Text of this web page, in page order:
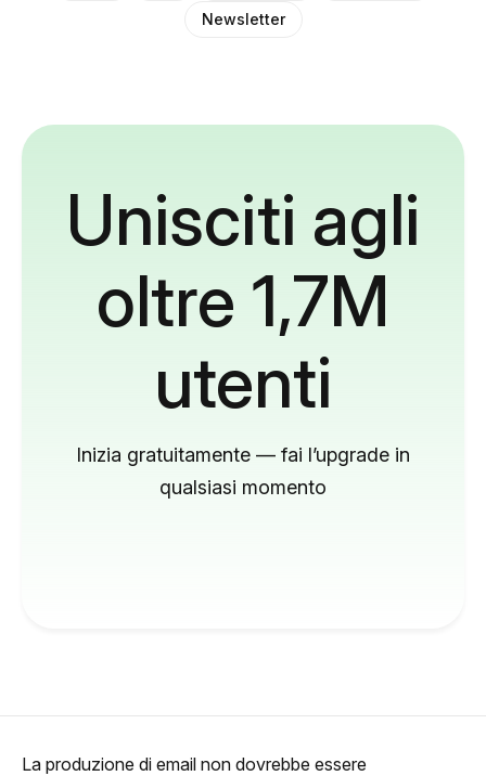
Newsletter
Unisciti agli
oltre 1,7M
utenti
Inizia gratuitamente — fai l’upgrade in
qualsiasi momento
La produzione di email non dovrebbe essere